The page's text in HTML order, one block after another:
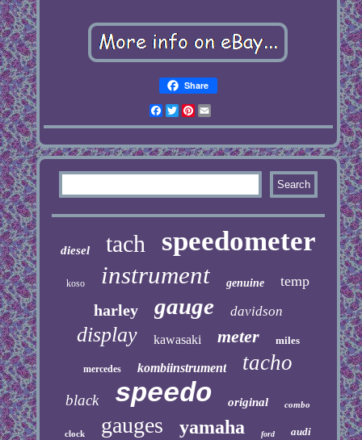
Share
Facebook
TwitterPinterest
diesel tach speedometer
koso instrument genuine temp
harley gauge davidson
display kawasaki meter miles
mercedes kombiinstrument tacho
black speedo original combo
clock gauges yamaha ford audi